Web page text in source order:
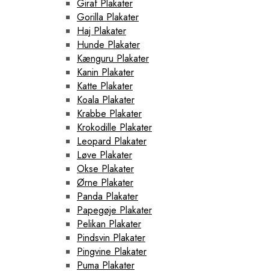
Giraf Plakater
Gorilla Plakater
Haj Plakater
Hunde Plakater
Kænguru Plakater
Kanin Plakater
Katte Plakater
Koala Plakater
Krabbe Plakater
Krokodille Plakater
Leopard Plakater
Løve Plakater
Okse Plakater
Ørne Plakater
Panda Plakater
Papegøje Plakater
Pelikan Plakater
Pindsvin Plakater
Pingvine Plakater
Puma Plakater